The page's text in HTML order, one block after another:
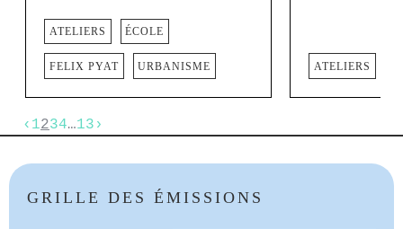
ATELIERS ÉCOLE
FELIX PYAT URBANISME ATELIERS
‹ 1234…13 ›
GRILLE DES ÉMISSIONS